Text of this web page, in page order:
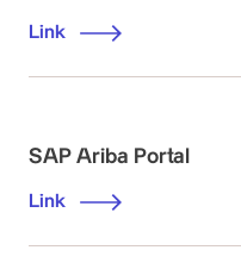
Link
SAP Ariba Portal
Link